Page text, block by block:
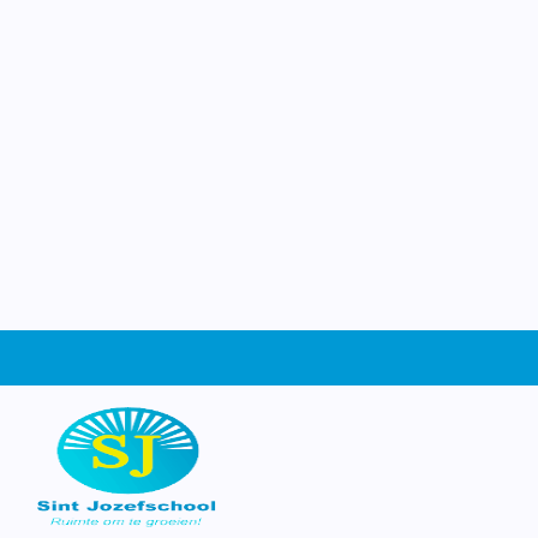
dag een beetje bijzonder is. Neem een
graag zien waar wij trots op zijn!